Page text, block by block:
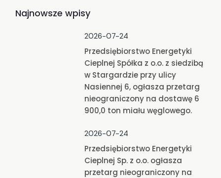
Najnowsze wpisy
2026-07-24
Przedsiębiorstwo Energetyki
Cieplnej Spółka z o.o. z siedzibą
w Stargardzie przy ulicy
Nasiennej 6, ogłasza przetarg
nieograniczony na dostawę 6
900,0 ton miału węglowego.
2026-07-24
Przedsiębiorstwo Energetyki
Cieplnej Sp. z o.o. ogłasza
przetarg nieograniczony na